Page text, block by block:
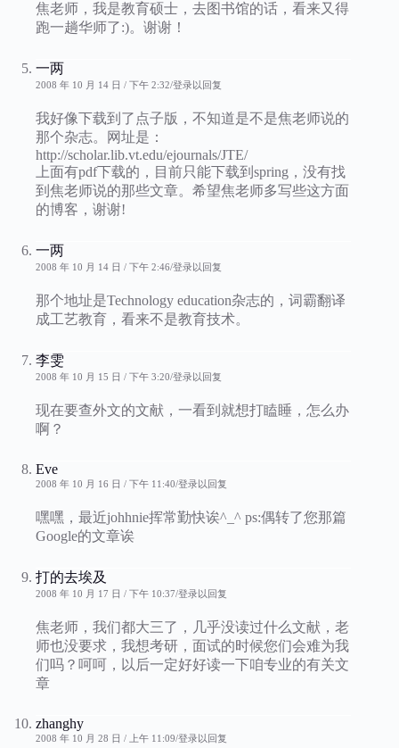
焦老师，我是教育硕士，去图书馆的话，看来又得
跑一趟华师了:)。谢谢！
一两
2008 年 10 月 14 日 / 下午 2:32 登录以回复
我好像下载到了点子版，不知道是不是焦老师说的
那个杂志。网址是：
http://scholar.lib.vt.edu/ejournals/JTE/
上面有pdf下载的，目前只能下载到spring，没有找
到焦老师说的那些文章。希望焦老师多写些这方面
的博客，谢谢!
一两
2008 年 10 月 14 日 / 下午 2:46 登录以回复
那个地址是Technology education杂志的，词霸翻译
成工艺教育，看来不是教育技术。
李雯
2008 年 10 月 15 日 / 下午 3:20 登录以回复
现在要查外文的文献，一看到就想打瞌睡，怎么办
啊？
Eve
2008 年 10 月 16 日 / 下午 11:40 登录以回复
嘿嘿，最近johhnie挥常勤快诶^_^ ps:偶转了您那篇
Google的文章诶
打的去埃及
2008 年 10 月 17 日 / 下午 10:37 登录以回复
焦老师，我们都大三了，几乎没读过什么文献，老
师也没要求，我想考研，面试的时候您们会难为我
们吗？呵呵，以后一定好好读一下咱专业的有关文
章
zhanghy
2008 年 10 月 28 日 / 上午 11:09 登录以回复